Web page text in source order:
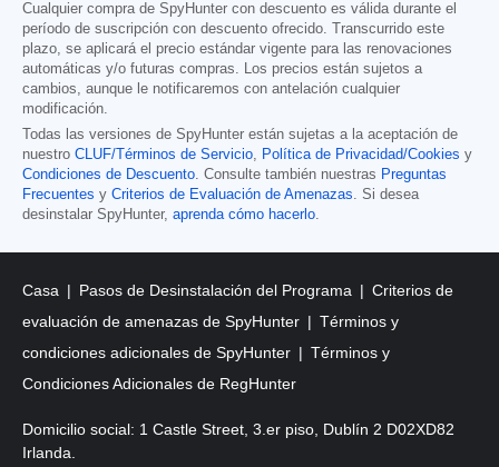
Cualquier compra de SpyHunter con descuento es válida durante el
período de suscripción con descuento ofrecido. Transcurrido este
plazo, se aplicará el precio estándar vigente para las renovaciones
automáticas y/o futuras compras. Los precios están sujetos a
cambios, aunque le notificaremos con antelación cualquier
modificación.
Todas las versiones de SpyHunter están sujetas a la aceptación de
nuestro CLUF/Términos de Servicio, Política de Privacidad/Cookies y
Condiciones de Descuento. Consulte también nuestras Preguntas
Frecuentes y Criterios de Evaluación de Amenazas. Si desea
desinstalar SpyHunter, aprenda cómo hacerlo.
Casa Pasos de Desinstalación del Programa
Criterios de
evaluación de amenazas de SpyHunter
Términos y
condiciones adicionales de SpyHunter
Términos y
Condiciones Adicionales de RegHunter
Domicilio social: 1 Castle Street, 3.er piso, Dublín 2 D02XD82
Irlanda.